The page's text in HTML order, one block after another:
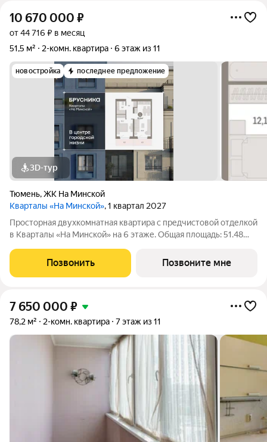
10 670 000 ₽
от 44 716 ₽ в месяц
51,5 м²
2-комн. квартира 6 этаж из 11
новостройка последнее предложение
3D-тур
Тюмень,ЖК На Минской
Кварталы «На Минской», 1 квартал 2027
Просторная двухкомнатная квартира с предчистовой отделкой
в Кварталы «На Минской» на 6 этаже. Общая площадь: 51.48
20.84 кв.м. Высота потолков 2.7 м. Квартира с кухней-гостиной
и одной
Позвонить Позвоните мне
7 650 000 ₽
78,2 м² 2-комн. квартира 7 этаж из 11